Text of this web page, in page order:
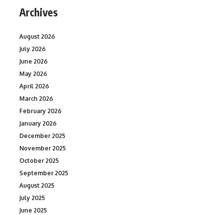
Archives
August 2026
July 2026
June 2026
May 2026
April 2026
March 2026
February 2026
January 2026
December 2025
November 2025
October 2025
September 2025
August 2025
July 2025
June 2025